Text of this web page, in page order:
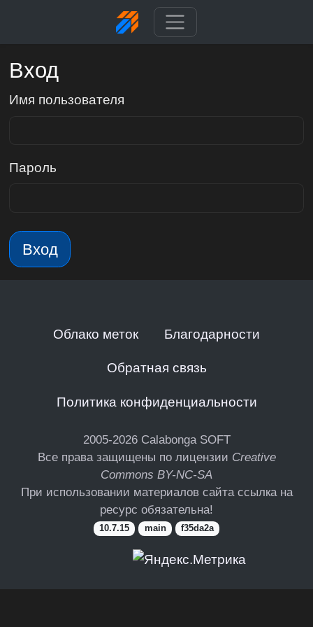
Вход
Имя пользователя
Пароль
Вход
Облако меток Благодарности
Обратная связь
Политика конфиденциальности
2005-2026 Calabonga SOFT
Все права защищены по лицензии Creative
Commons BY-NC-SA
При использовании материалов сайта ссылка на
ресурс обязательна!
10.7.15 main f35da2a